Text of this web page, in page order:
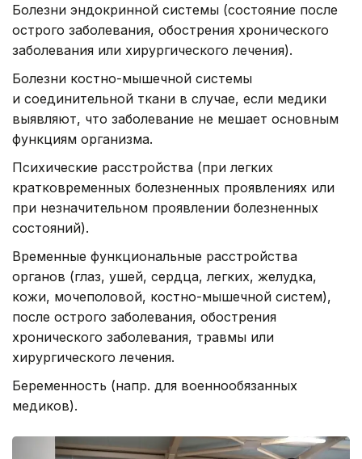
Болезни эндокринной системы (состояние после
острого заболевания, обострения хронического
заболевания или хирургического лечения).
Болезни костно-мышечной системы
и соединительной ткани в случае, если медики
выявляют, что заболевание не мешает основным
функциям организма.
Психические расстройства (при легких
кратковременных болезненных проявлениях или
при незначительном проявлении болезненных
состояний).
Временные функциональные расстройства
органов (глаз, ушей, сердца, легких, желудка,
кожи, мочеполовой, костно-мышечной систем),
после острого заболевания, обострения
хронического заболевания, травмы или
хирургического лечения.
Беременность (напр. для военнообязанных
медиков).